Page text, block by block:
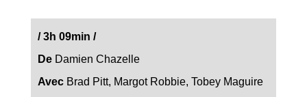
/3h 09min /
De Damien Chazelle
AvecBrad Pitt, Margot Robbie, Tobey Maguire